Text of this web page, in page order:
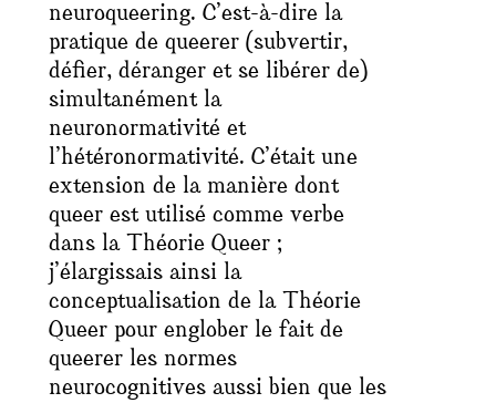
neuroqueering. C’est-à-dire la
pratique de queerer (subvertir,
défier, déranger et se libérer de)
simultanément la
neuronormativité et
l’hétéronormativité. C’était une
extension de la manière dont
queer est utilisé comme verbe
dans la Théorie Queer ;
j’élargissais ainsi la
conceptualisation de la Théorie
Queer pour englober le fait de
queerer les normes
neurocognitives aussi bien que les